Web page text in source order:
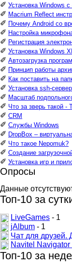
✐ Установка Windows
✐ Macrium Reflect
✐ Почему Android со
✐ Настройка
✐ Регистрация
✐ Установка Windows
✐ Автозагрузка
✐ Принцип работы
✐ Как поставить на
✐ Установка ssh-
✐ Масштаб
✐ Что за зверь такой -
✐ CRM
✐ Службы Windows
✐ DropBox –
✐ Что такое Nepomuk?
✐ Создание
✐ Установка игр и
Опросы
Данные
Топ-10 за
LiveGames - 1
jAlbum - 1
Чат для друзей.
Navitel Navigator
Топ-10 за